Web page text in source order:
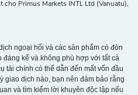
Primus Markets INTL Ltd (Vanuatu),
ngoại hối và các sản phẩm có đòn
đáng kể và không phù hợp với tất cả
tài chính có thể dẫn đến mất vốn đầu
giao dịch nào, bạn nên đảm bảo rằng
và tìm kiếm lời khuyên độc lập nếu